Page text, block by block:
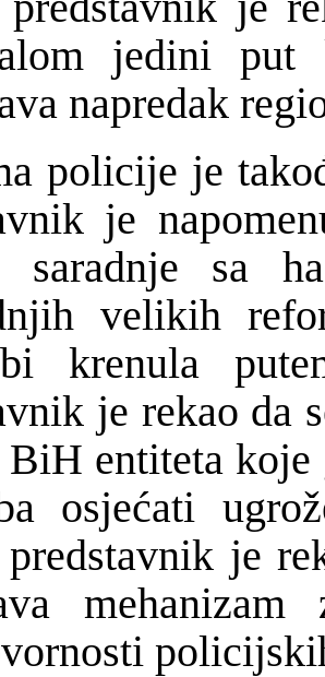
jedini put
napredak
policije je
je
saradnje sa
velikih
krenula
je rekao da
BiH entiteta koje
osjećati
je